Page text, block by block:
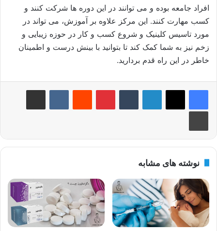
افراد جامعه بوده و می توانند در این دوره ها شرکت کنند و
کسب مهارت کنند. این مرکز علاوه بر آموزش، می تواند در
مورد تاسیس کلینیک و شروع کسب و کار در حوزه زیبایی و
زخم نیز به شما کمک کند تا بتوانید با بینش درست و اطمینان
خاطر در این راه قدم بردارید.
لینکدین ‫پین‌ترست ‫رددیت
چاپ
نوشته های مشابه